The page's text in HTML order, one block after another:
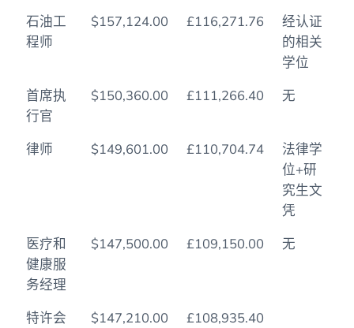
石油工
程师
$157,124.00 £116,271.76
经认证
的相关
学位
首席执
行官
$150,360.00 £111,266.40 无
律师 $149,601.00 £110,704.74
法律学
位+研
究生文
凭
医疗和
健康服
务经理
$147,500.00 £109,150.00 无
特许会
$147,210.00 £108,935.40